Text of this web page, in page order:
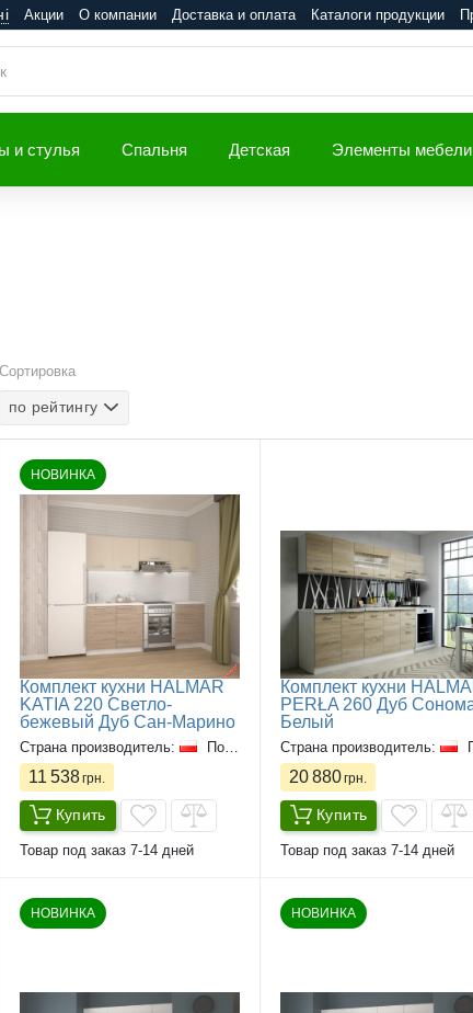
Акции О компании Доставка и оплата Каталоги продукции
и стулья Спальня Детская Элементы мебели
Сортировка
по рейтингу
НОВИНКА
Комплект кухни HALMAR
KATIA 220 Светло-
бежевый Дуб Сан-Марино
Страна производитель: Польша
11 538грн.
Купить
Товар под заказ 7-14 дней
Комплект кухни
PERŁA 260 Дуб
Белый
Страна производитель:
20 880грн.
Купить
Товар под заказ 7-14 дней
НОВИНКА НОВИНКА